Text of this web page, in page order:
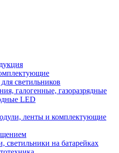
светильников
галогенные, газоразрядные
LED
ленты и комплектующие
светильники на батарейках